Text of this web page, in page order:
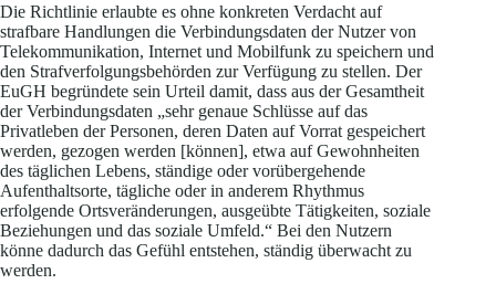
Die Richtlinie erlaubte es ohne konkreten Verdacht auf
strafbare Handlungen die Verbindungsdaten der Nutzer von
Telekommunikation, Internet und Mobilfunk zu speichern und
den Strafverfolgungsbehörden zur Verfügung zu stellen. Der
EuGH begründete sein Urteil damit, dass aus der Gesamtheit
der Verbindungsdaten „sehr genaue Schlüsse auf das
Privatleben der Personen, deren Daten auf Vorrat gespeichert
werden, gezogen werden [können], etwa auf Gewohnheiten
des täglichen Lebens, ständige oder vorübergehende
Aufenthaltsorte, tägliche oder in anderem Rhythmus
erfolgende Ortsveränderungen, ausgeübte Tätigkeiten, soziale
Beziehungen und das soziale Umfeld.“ Bei den Nutzern
könne dadurch das Gefühl entstehen, ständig überwacht zu
werden.